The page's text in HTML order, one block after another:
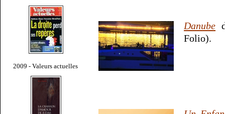
2009 - Valeurs actuelles
Danube
Folio).